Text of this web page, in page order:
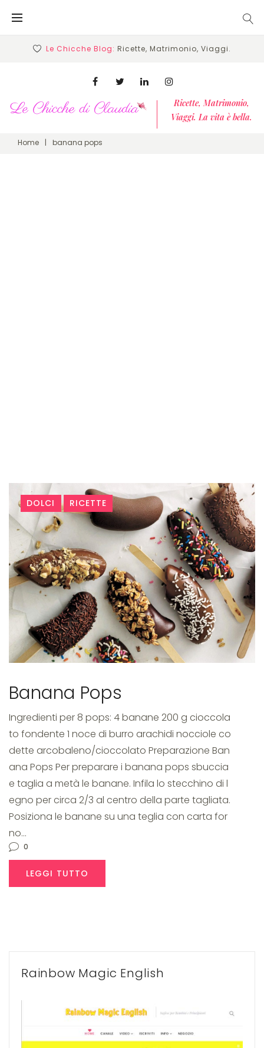
Le Chicche Blog: Ricette, Matrimonio, Viaggi.
Ricette, Matrimonio,
Viaggi. La vita è bella.
Facebook LinkedinInstagram
Home | banana pops
Tag:
banana
pops
DOLCI RICETTE
Banana Pops
Ingredienti per 8 pops: 4 banane 200 g cioccola
to fondente 1 noce di burro arachidi nocciole co
dette arcobaleno/cioccolato Preparazione Ban
ana Pops Per preparare i banana pops sbuccia
e taglia a metà le banane. Infila lo stecchino di l
egno per circa 2/3 al centro della parte tagliata.
Posiziona le banane su una teglia con carta for
no…
0
LEGGI TUTTO
Rainbow Magic English